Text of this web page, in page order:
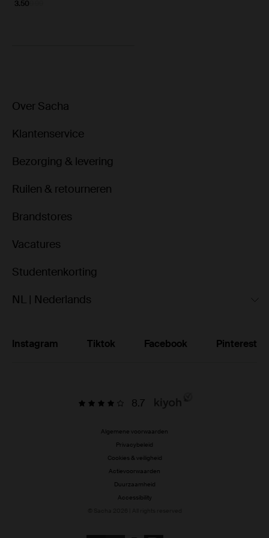
3.50
Over Sacha
Klantenservice
Bezorging & levering
Ruilen & retourneren
Brandstores
Vacatures
Studentenkorting
NL | Nederlands
Instagram Tiktok Facebook Pinterest
8.7
Algemene voorwaarden
Privacybeleid
Cookies & veiligheid
Actievoorwaarden
Duurzaamheid
Accessibility